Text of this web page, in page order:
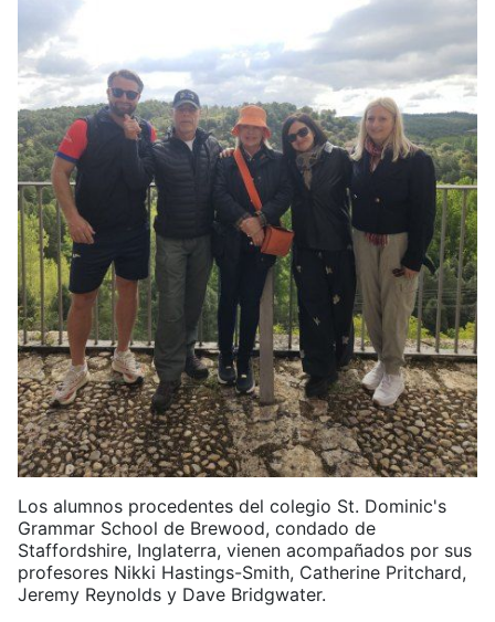
Los alumnos procedentes del colegio St. Dominic's
Grammar School de Brewood, condado de
Staffordshire, Inglaterra, vienen acompañados por sus
profesores Nikki Hastings-Smith, Catherine Pritchard,
Jeremy Reynolds y Dave Bridgwater.